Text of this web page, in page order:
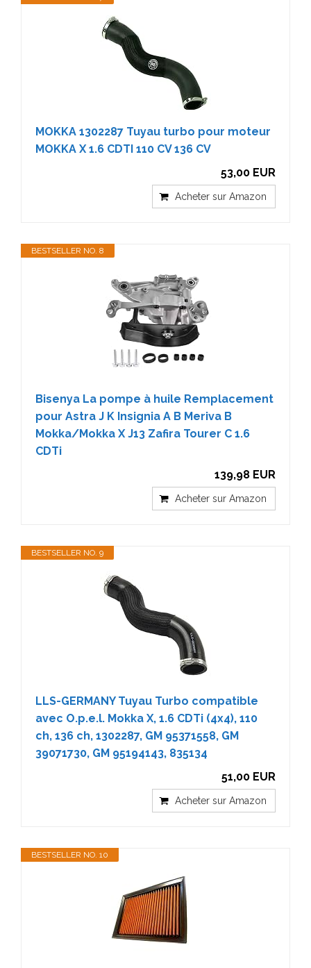
MOKKA 1302287 Tuyau turbo pour moteur
MOKKA X 1.6 CDTI 110 CV 136 CV
53,00 EUR
Acheter sur Amazon
BESTSELLER NO. 8
Bisenya La pompe à huile Remplacement
pour Astra J K Insignia A B Meriva B
Mokka/Mokka X J13 Zafira Tourer C 1.6
CDTi
139,98 EUR
Acheter sur Amazon
BESTSELLER NO. 9
LLS-GERMANY Tuyau Turbo compatible
avec O.p.e.l. Mokka X, 1.6 CDTi (4x4), 110
ch, 136 ch, 1302287, GM 95371558, GM
39071730, GM 95194143, 835134
51,00 EUR
Acheter sur Amazon
BESTSELLER NO. 10